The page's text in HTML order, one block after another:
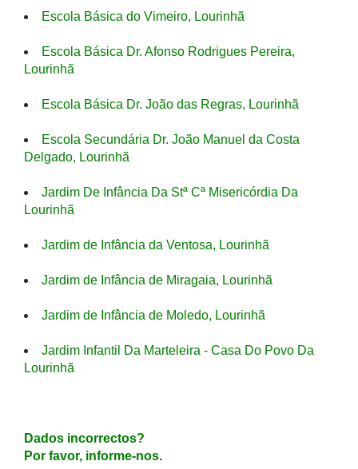
Escola Básica do Vimeiro, Lourinhã
Escola Básica Dr. Afonso Rodrigues Pereira,
Lourinhã
Escola Básica Dr. João das Regras, Lourinhã
Escola Secundária Dr. João Manuel da Costa
Delgado, Lourinhã
Jardim De Infância Da Stª Cª Misericórdia Da
Lourinhã
Jardim de Infância da Ventosa, Lourinhã
Jardim de Infância de Miragaia, Lourinhã
Jardim de Infância de Moledo, Lourinhã
Jardim Infantil Da Marteleira - Casa Do Povo Da
Lourinhã
Dados incorrectos?
Por favor, informe-nos.